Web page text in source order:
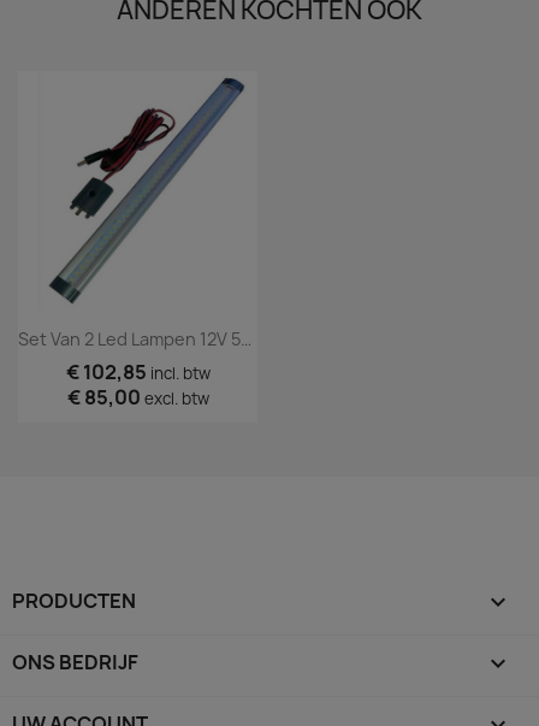
ANDEREN KOCHTEN OOK
€ 102,85 incl. btw
€ 85,00 excl. btw
PRODUCTEN 
ONS BEDRIJF 